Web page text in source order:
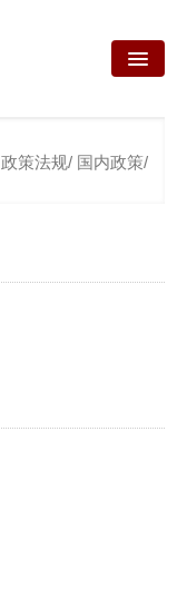
政策法规/ 国内政策/